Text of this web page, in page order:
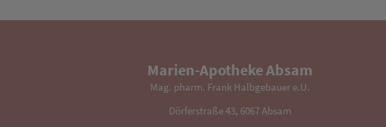
Marien-Apotheke Absam
Mag. pharm. Frank Halbgebauer e.U.
Dörferstraße 43, 6067 Absam